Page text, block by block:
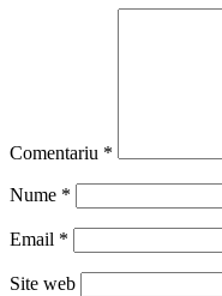
Comentariu *
Nume *
Email *
Site web